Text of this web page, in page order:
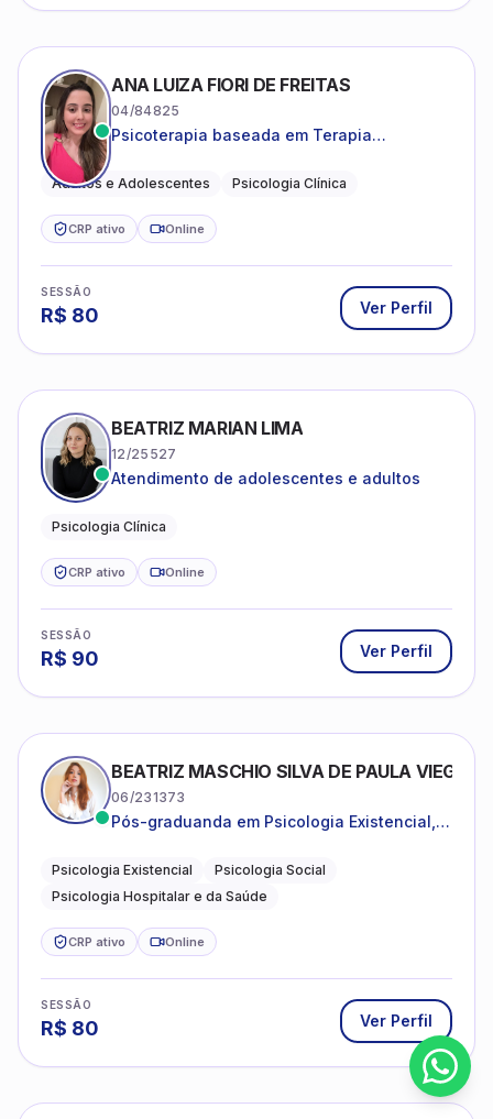
ANA LUIZA FIORI DE FREITAS
04/84825
Psicoterapia baseada em Terapia
Adultos e Adolescentes Psicologia Clínica
CRP ativo Online
SESSÃO
R$ 80 Ver Perfil
BEATRIZ MARIAN LIMA
12/25527
Atendimento de adolescentes e adultos
Psicologia Clínica
CRP ativo Online
SESSÃO
R$ 90 Ver Perfil
BEATRIZ MASCHIO SILVA DE PAULA VIEGAS
06/231373
Pós-graduanda em Psicologia Existencial,
da Saúde.
Psicologia Existencial
Psicologia Social
Psicologia Hospitalar e da Saúde
CRP ativo Online
SESSÃO
R$ 80 Ver Perfil